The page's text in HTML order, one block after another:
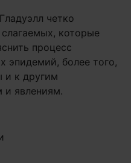
четко
которые
процесс
эпидемий, более того,
и к другим
и явлениям.